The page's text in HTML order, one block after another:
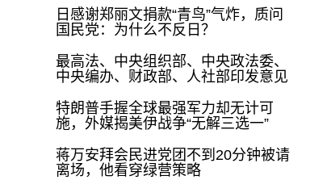
日感谢郑丽文捐款“青鸟”气炸，质问
国民党：为什么不反日？
最高法、中央组织部、中央政法委、
中央编办、财政部、人社部印发意见
特朗普手握全球最强军力却无计可
施，外媒揭美伊战争“无解三选一”
蒋万安拜会民进党团不到20分钟被请
离场，他看穿绿营策略